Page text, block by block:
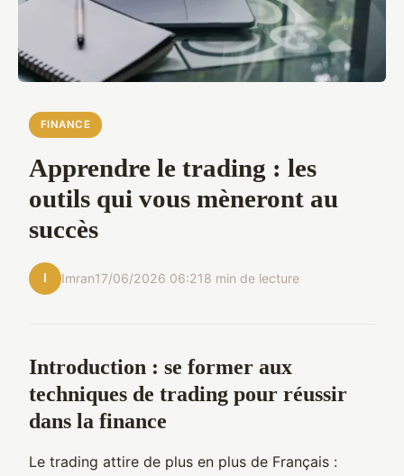
FINANCE
Apprendre le trading : les
outils qui vous mèneront au
succès
I Imran17/06/2026 06:218 min de lecture
Introduction : se former aux
techniques de trading pour réussir
dans la finance
Le trading attire de plus en plus de Français :